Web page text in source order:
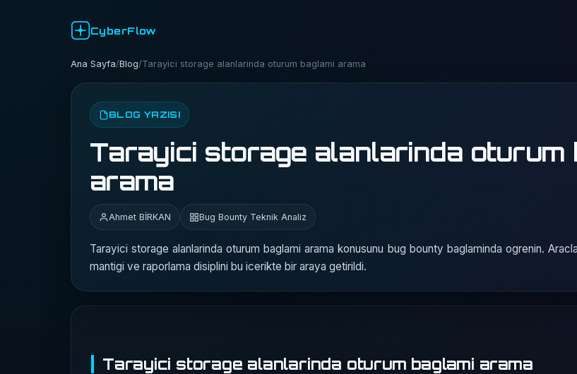
CyberFlow
Ana Sayfa/Blog/Tarayici storage alanlarinda oturum baglami arama
BLOG YAZISI
Tarayici storage alanlarinda oturum
arama
Ahmet BİRKAN Bug Bounty Teknik Analiz
Tarayici storage alanlarinda oturum baglami arama konusunu bug bounty baglaminda ogrenin.
mantigi ve raporlama disiplini bu icerikte bir araya getirildi.
Tarayici storage alanlarinda oturum baglami arama